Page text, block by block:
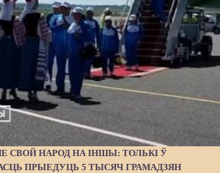
СВОЙ НАРОД НА ІНШЫ: ТОЛЬКІ Ў
ПРЫЕДУЦЬ 5 ТЫСЯЧ ГРАМАДЗЯН